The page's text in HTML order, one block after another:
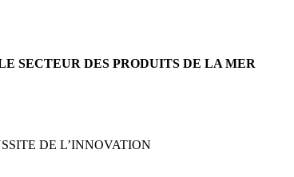
SECTEUR DES PRODUITS DE LA MER
DE L’INNOVATION